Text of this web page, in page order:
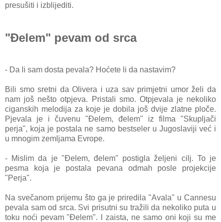
presušiti i izblijediti.
"Đelem" pevam od srca
- Da li sam dosta pevala? Hoćete li da nastavim?
Bili smo sretni da Olivera i uza sav primjetni umor želi da
nam još nešto otpjeva. Pristali smo. Otpjevala je nekoliko
ciganskih melodija za koje je dobila još dvije zlatne ploče.
Pjevala je i čuvenu "Đelem, đelem" iz filma "Skupljači
perja", koja je postala ne samo bestseler u Jugoslaviji već i
u mnogim zemljama Evrope.
- Mislim da je "Đelem, đelem" postigla željeni cilj. To je
pesma koja je postala pevana odmah posle projekcije
"Perja".
Na svečanom prijemu što ga je priredila "Avala" u Cannesu
pevala sam od srca. Svi prisutni su tražili da nekoliko puta u
toku noći pevam "Đelem". I zaista, ne samo oni koji su me